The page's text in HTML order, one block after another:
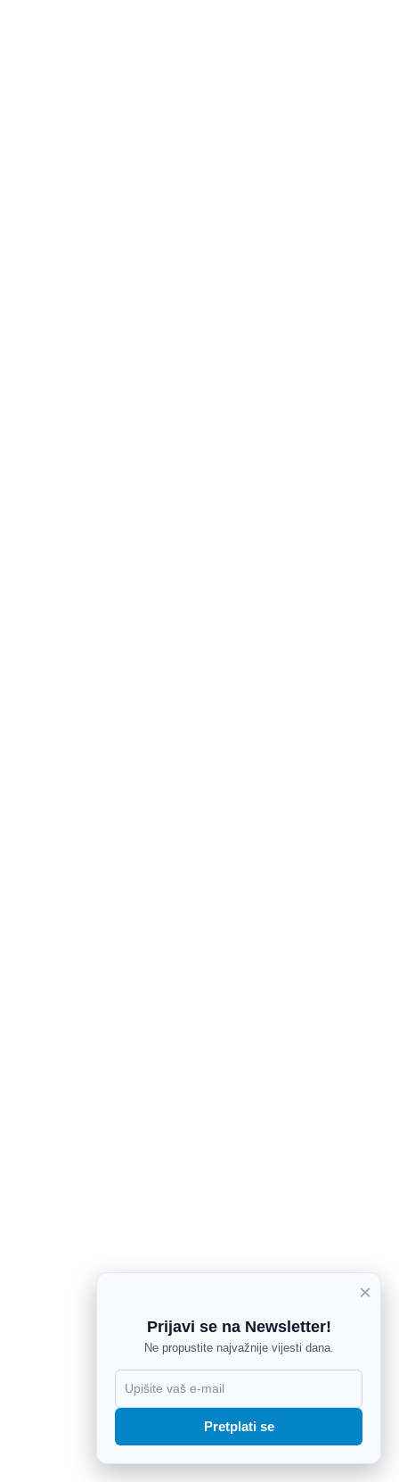
×
Prijavi se na Newsletter!
Ne propustite najvažnije vijesti dana.
Pretplati se